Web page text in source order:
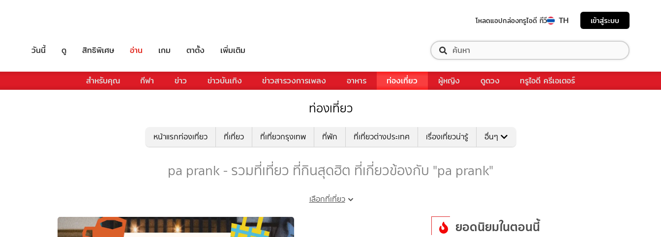
โหลดแอปกล่องทรูไอดี ทีวี TH เข้าสู่ระบบ
วันนี้ ดู สิทธิพิเศษ อ่าน เกม ตาตั้ง เพิ่มเติม
สำหรับคุณ กีฬา ข่าว ข่าวบันเทิง ข่าวสารวงการเพลง อาหาร ท่องเที่ยว ผู้หญิง ดูดวง ทรูไอดี ครีเอเตอร์
ท่องเที่ยว
หน้าแรกท่องเที่ยว ที่เที่ยว ที่เที่ยวกรุงเทพ ที่พัก ที่เที่ยวต่างประเทศ เรื่องเที่ยวน่ารู้ อื่นๆ
pa prank - รวมที่เที่ยว ที่กินสุดฮิต ที่เกี่ยวข้องกับ "pa prank"
เลือกที่เที่ยว
ยอดนิยมในตอนนี้